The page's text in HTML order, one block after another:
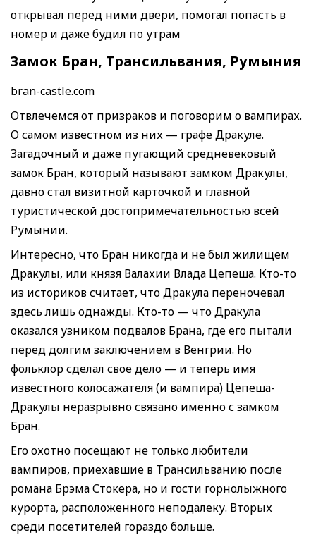
открывал перед ними двери, помогал попасть в
номер и даже будил по утрам
Замок Бран, Трансильвания, Румыния
bran-castle.com
Отвлечемся от призраков и поговорим о вампирах.
О самом известном из них — графе Дракуле.
Загадочный и даже пугающий средневековый
замок Бран, который называют замком Дракулы,
давно стал визитной карточкой и главной
туристической достопримечательностью всей
Румынии.
Интересно, что Бран никогда и не был жилищем
Дракулы, или князя Валахии Влада Цепеша. Кто-то
из историков считает, что Дракула переночевал
здесь лишь однажды. Кто-то — что Дракула
оказался узником подвалов Брана, где его пытали
перед долгим заключением в Венгрии. Но
фольклор сделал свое дело — и теперь имя
известного колосажателя (и вампира) Цепеша-
Дракулы неразрывно связано именно с замком
Бран.
Его охотно посещают не только любители
вампиров, приехавшие в Трансильванию после
романа Брэма Стокера, но и гости горнолыжного
курорта, расположенного неподалеку. Вторых
среди посетителей гораздо больше.